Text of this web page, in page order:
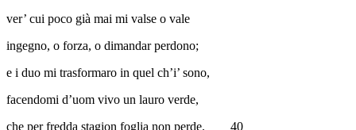
ver’ cui poco già mai mi valse o vale
ingegno, o forza, o dimandar perdono;
e i duo mi trasformaro in quel ch’i’ sono,
facendomi d’uom vivo un lauro verde,
che per fredda stagion foglia non perde. 40